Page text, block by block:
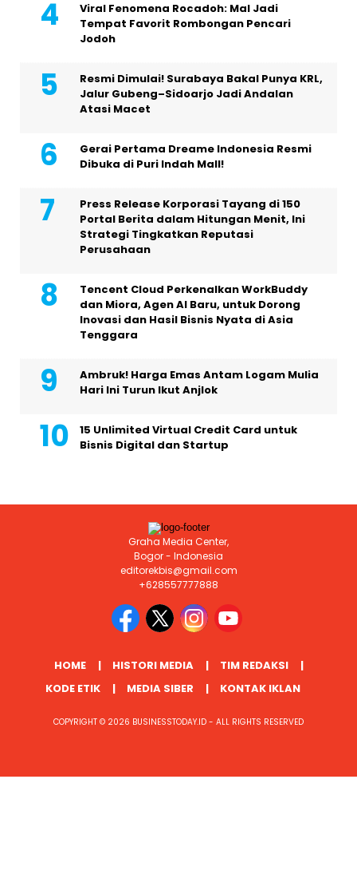
Viral Fenomena Rocadoh: Mal Jadi
Tempat Favorit Rombongan Pencari
Jodoh
Resmi Dimulai! Surabaya Bakal Punya KRL,
Jalur Gubeng–Sidoarjo Jadi Andalan
Atasi Macet
Gerai Pertama Dreame Indonesia Resmi
Dibuka di Puri Indah Mall!
Press Release Korporasi Tayang di 150
Portal Berita dalam Hitungan Menit, Ini
Strategi Tingkatkan Reputasi
Perusahaan
Tencent Cloud Perkenalkan WorkBuddy
dan Miora, Agen AI Baru, untuk Dorong
Inovasi dan Hasil Bisnis Nyata di Asia
Tenggara
Ambruk! Harga Emas Antam Logam Mulia
Hari Ini Turun Ikut Anjlok
15 Unlimited Virtual Credit Card untuk
Bisnis Digital dan Startup
Graha Media Center,
Bogor - Indonesia
editorekbis@gmail.com
+628557777888
HOME HISTORI MEDIA
TIM REDAKSI
KODE ETIK
MEDIA SIBER KONTAK IKLAN
COPYRIGHT © 2026 BUSINESSTODAY.ID - ALL RIGHTS RESERVED